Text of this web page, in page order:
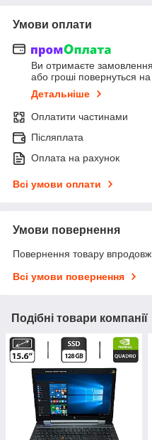
Умови оплати
Ви отримаєте замовлення
або гроші повернуться
Детальніше
Оплатити частинами
Післяплата
Оплата на рахунок
Всі умови оплати
Умови повернення
Повернення товару
Всі умови повернення
Подібні товари компанії